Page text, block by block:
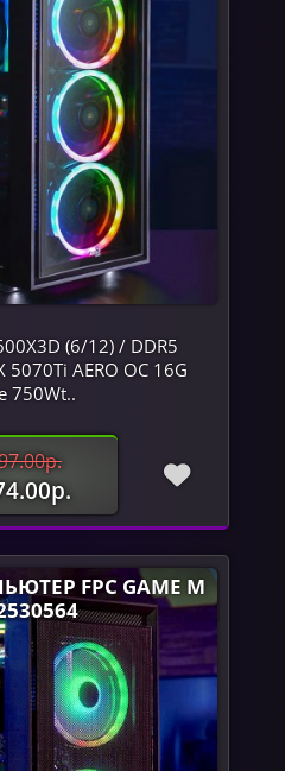
(6/12) / DDR5
5070Ti AERO OC 16G
750Wt..
FPC GAME M